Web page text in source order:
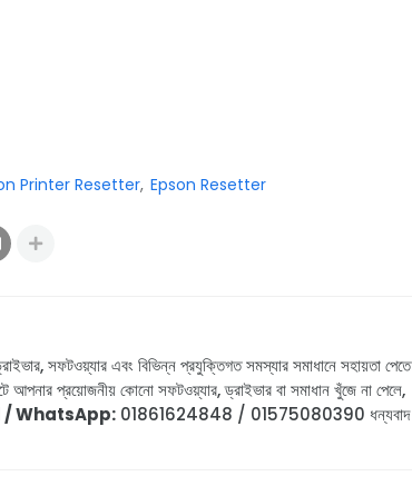
Printer Resetter Epson Resetter
সফটওয়্যার এবং বিভিন্ন প্রযুক্তিগত সমস্যার সমাধানে সহায়তা পেতে
আপনার প্রয়োজনীয় কোনো সফটওয়্যার, ড্রাইভার বা সমাধান খুঁজে না পেলে,
/ WhatsApp: 01861624848 / 01575080390 ধন্যবাদ